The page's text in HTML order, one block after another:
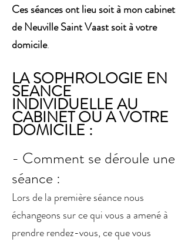
Ces séances ont lieu soit à mon cabinet
de Neuville Saint Vaast soit à votre
domicile.
LA SOPHROLOGIE EN
SEANCE
INDIVIDUELLE AU
CABINET OU A VOTRE
DOMICILE :
- Comment se déroule une
séance :
Lors de la première séance nous
échangeons sur ce qui vous a amené à
prendre rendez-vous, ce que vous